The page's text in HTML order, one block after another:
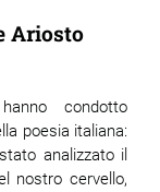
Ariosto
condotto
poesia italiana:
analizzato il
nostro cervello,